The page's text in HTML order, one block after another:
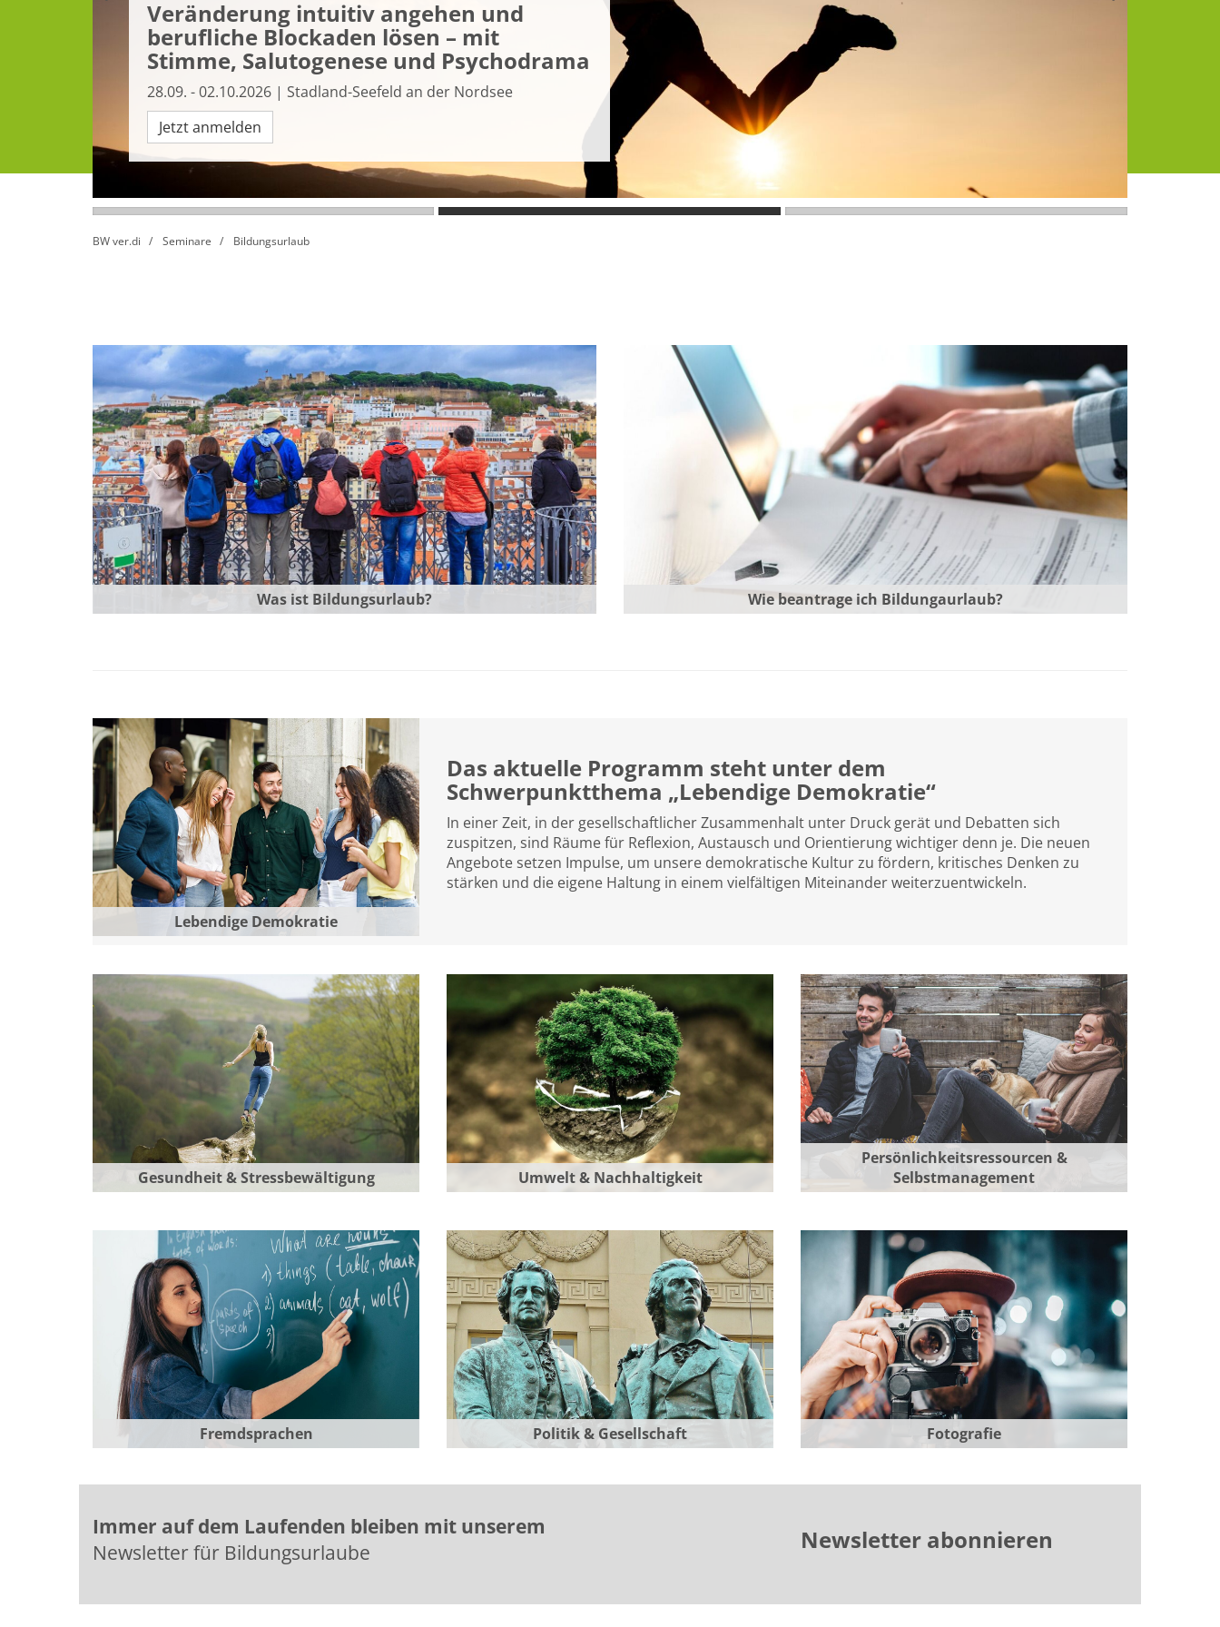
Veränderung intuitiv angehen und
berufliche Blockaden lösen – mit
Stimme, Salutogenese und Psychodrama
28.09. - 02.10.2026 | Stadland-Seefeld an der Nordsee
Jetzt anmelden
Bildungsurlaube 2026
Zum neuen Programmheft
BW ver.di Seminare Bildungsurlaub
Was ist Bildungsurlaub? Wie beantrage ich Bildungaurlaub?
Lebendige Demokratie
Das aktuelle Programm steht unter dem
Schwerpunktthema „Lebendige Demokratie“
In einer Zeit, in der gesellschaftlicher Zusammenhalt unter Druck gerät und Debatten sich
zuspitzen, sind Räume für Reflexion, Austausch und Orientierung wichtiger denn je. Die neuen
Angebote setzen Impulse, um unsere demokratische Kultur zu fördern, kritisches Denken zu
stärken und die eigene Haltung in einem vielfältigen Miteinander weiterzuentwickeln.
Gesundheit & Stressbewältigung Umwelt & Nachhaltigkeit
Persönlichkeitsressourcen &
Selbstmanagement
Fremdsprachen Politik & Gesellschaft Fotografie
Immer auf dem Laufenden bleiben mit unserem
Newsletter für Bildungsurlaube
Newsletter abonnieren